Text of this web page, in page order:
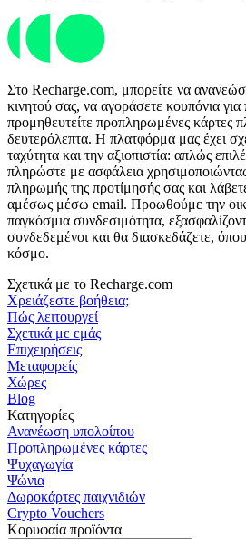
Στο Recharge.com, μπορείτε να
κινητού σας, να αγοράσετε κουπόνια για
προμηθευτείτε προπληρωμένες κάρτες
δευτερόλεπτα. Η πλατφόρμα μας έχει
ταχύτητα και την αξιοπιστία: απλώς
πληρώστε με ασφάλεια
πληρωμής της προτίμησής σας και
αμέσως μέσω email. Προωθούμε την
παγκόσμια συνδεσιμότητα,
συνδεδεμένοι και θα διασκεδάζετε,
κόσμο.
Σχετικά με το Recharge.com
Χρειάζεστε βοήθεια;
Πώς λειτουργεί
Σχετικά με εμάς
Επιχειρήσεις
Μεταφορείς
Χώρες
Blog
Κατηγορίες
Ανανέωση υπολοίπου
Προπληρωμένες κάρτες
Ψυχαγωγία
Ψώνια
Δωροκάρτες παιχνιδιών
Crypto Vouchers
Κορυφαία προϊόντα